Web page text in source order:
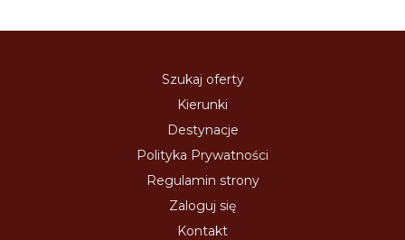
Szukaj oferty
Kierunki
Destynacje
Polityka Prywatności
Regulamin strony
Zaloguj się
Kontakt